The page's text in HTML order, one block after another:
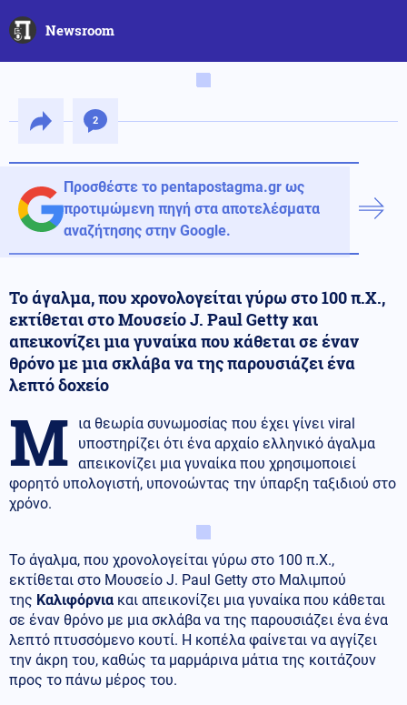
Newsroom
2
Προσθέστε το pentapostagma.gr ως
προτιμώμενη πηγή στα αποτελέσματα
αναζήτησης στην Google.
Το άγαλμα, που χρονολογείται γύρω στο 100 π.Χ.,
εκτίθεται στο Μουσείο J. Paul Getty και
απεικονίζει μια γυναίκα που κάθεται σε έναν
θρόνο με μια σκλάβα να της παρουσιάζει ένα
λεπτό δοχείο
Μ
ια θεωρία συνωμοσίας που έχει γίνει viral
υποστηρίζει ότι ένα αρχαίο ελληνικό άγαλμα
απεικονίζει μια γυναίκα που χρησιμοποιεί
φορητό υπολογιστή, υπονοώντας την ύπαρξη ταξιδιού στο
χρόνο.
Το άγαλμα, που χρονολογείται γύρω στο 100 π.Χ.,
εκτίθεται στο Μουσείο J. Paul Getty στο Μαλιμπού
της Καλιφόρνια και απεικονίζει μια γυναίκα που κάθεται
σε έναν θρόνο με μια σκλάβα να της παρουσιάζει ένα ένα
λεπτό πτυσσόμενο κουτί. Η κοπέλα φαίνεται να αγγίζει
την άκρη του, καθώς τα μαρμάρινα μάτια της κοιτάζουν
προς το πάνω μέρος του.